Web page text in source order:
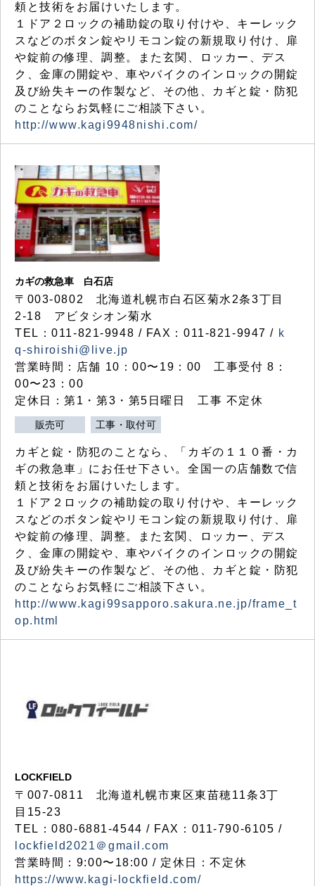
頼と技術をお届けいたします。
１ドア２ロックの補助錠の取り付けや、キーレック
スなどのボタン錠やリモコン錠の新規取り付け、扉
や錠前の修理、調整。また玄関、ロッカー、デス
ク、金庫の開錠や、車やバイクのインロックの開錠
及び紛失キーの作製など、その他、カギと錠・防犯
のことならお気軽にご相談下さい。
http://www.kagi9948nishi.com/
カギの救急車 白石店
〒003-0802 北海道札幌市白石区菊水2条3丁目
2-18 アビタシオン菊水
TEL：011-821-9948 / FAX：011-821-9947 / k
q-shiroishi@live.jp
営業時間：店舗 10：00〜19：00 工事受付 8：
00〜23：00
定休日：第1・第3・第5日曜日 工事 不定休
販売可 工事・取付可
カギと錠・防犯のことなら、「カギの１１０番・カ
ギの救急車」にお任せ下さい。全国一の店舗数で信
頼と技術をお届けいたします。
１ドア２ロックの補助錠の取り付けや、キーレック
スなどのボタン錠やリモコン錠の新規取り付け、扉
や錠前の修理、調整。また玄関、ロッカー、デス
ク、金庫の開錠や、車やバイクのインロックの開錠
及び紛失キーの作製など、その他、カギと錠・防犯
のことならお気軽にご相談下さい。
http://www.kagi99sapporo.sakura.ne.jp/frame_t
op.html
LOCKFIELD
〒007-0811 北海道札幌市東区東苗穂11条3丁
目15-23
TEL：080-6881-4544 / FAX：011-790-6105 /
lockfield2021＠gmail.com
営業時間：9:00〜18:00 / 定休日：不定休
https://www.kagi-lockfield.com/